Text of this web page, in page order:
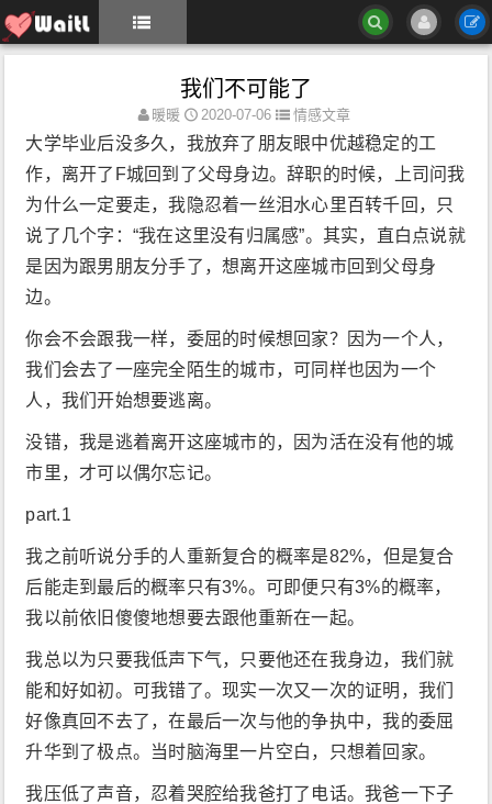
我们不可能了
暖暖 2020-07-06 情感文章
大学毕业后没多久，我放弃了朋友眼中优越稳定的工
作，离开了F城回到了父母身边。辞职的时候，上司问我
为什么一定要走，我隐忍着一丝泪水心里百转千回，只
说了几个字：“我在这里没有归属感”。其实，直白点说就
是因为跟男朋友分手了，想离开这座城市回到父母身
边。
你会不会跟我一样，委屈的时候想回家？因为一个人，
我们会去了一座完全陌生的城市，可同样也因为一个
人，我们开始想要逃离。
没错，我是逃着离开这座城市的，因为活在没有他的城
市里，才可以偶尔忘记。
part.1
我之前听说分手的人重新复合的概率是82%，但是复合
后能走到最后的概率只有3%。可即便只有3%的概率，
我以前依旧傻傻地想要去跟他重新在一起。
我总以为只要我低声下气，只要他还在我身边，我们就
能和好如初。可我错了。现实一次又一次的证明，我们
好像真回不去了，在最后一次与他的争执中，我的委屈
升华到了极点。当时脑海里一片空白，只想着回家。
我压低了声音，忍着哭腔给我爸打了电话。我爸一下子